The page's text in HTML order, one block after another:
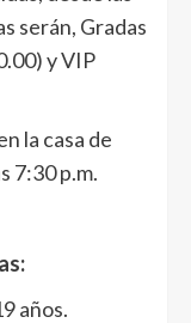
serán, Gradas
y VIP
la casa de
7:30 p.m.
años.